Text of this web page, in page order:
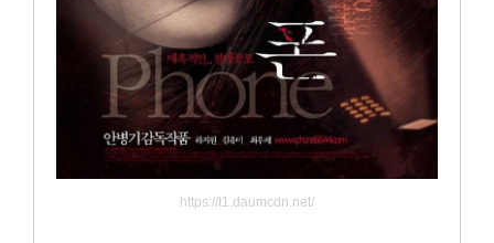
https://t1.daumcdn.net/